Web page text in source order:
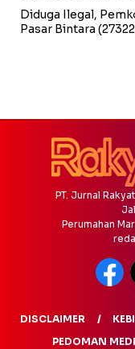
Diduga Ilegal,
Pasar Bintara
PT. Jurnal
Perumahan
DISCLAIMER
PEDOMAN